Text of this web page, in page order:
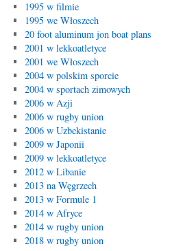
1995 w filmie
1995 we Włoszech
20 foot aluminum jon boat plans
2001 w lekkoatletyce
2001 we Włoszech
2004 w polskim sporcie
2004 w sportach zimowych
2006 w Azji
2006 w rugby union
2006 w Uzbekistanie
2009 w Japonii
2009 w lekkoatletyce
2012 w Libanie
2013 na Węgrzech
2013 w Formule 1
2014 w Afryce
2014 w rugby union
2018 w rugby union